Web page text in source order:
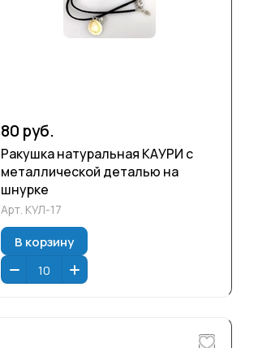
80 руб.
Ракушка натуральная КАУРИ с
металлической деталью на
шнурке
Арт. КУЛ-17
В корзину